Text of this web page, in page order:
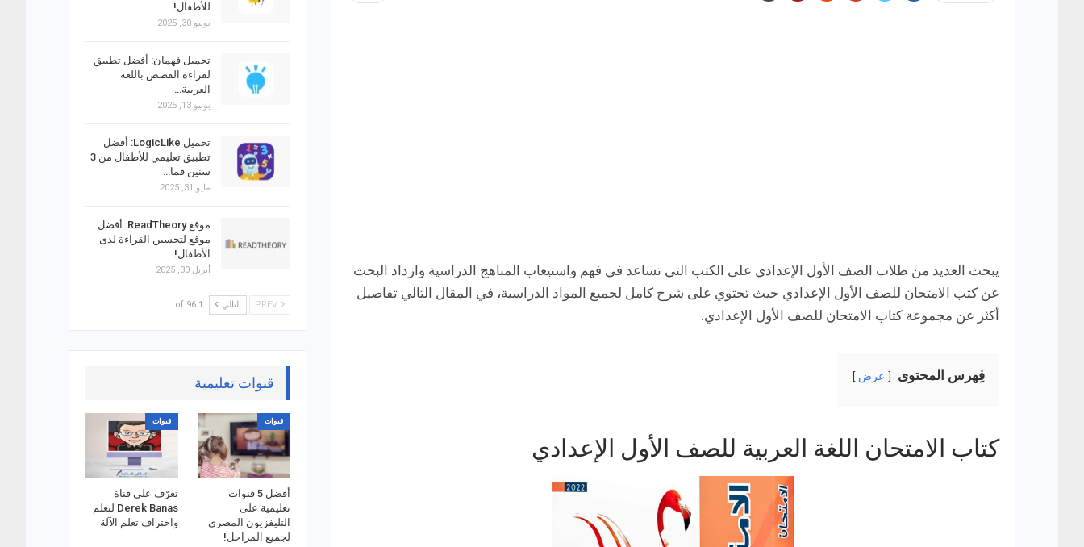
يبحث العديد من طلاب الصف الأول الإعدادي على الكتب التي تساعد في فهم واستيعاب المناهج الدراسية وازداد البحث
عن كتب الامتحان للصف الأول الإعدادي حيث تحتوي على شرح كامل لجميع المواد الدراسية، في المقال التالي تفاصيل
أكثر عن مجموعة كتاب الامتحان للصف الأول الإعدادي.
فِهرس المحتوى عرض
كتاب الامتحان اللغة العربية للصف الأول الإعدادي
للأطفال!
يونيو 30, 2025
تحميل فهمان: أفضل تطبيق
لقراءة القصص باللغة
العربية…
يونيو 13, 2025
تحميل LogicLike: أفضل
تطبيق تعليمي للأطفال من 3
سنين فما…
مايو 31, 2025
موقع ReadTheory: أفضل
موقع لتحسين القراءة لدى
الأطفال!
أبريل 30, 2025
التالي 1 of 96
قنوات تعليمية
قنوات
أفضل 5 قنوات
تعليمية على
التليفزيون المصري
لجميع المراحل!
قنوات
تعرّف على قناة
Derek Banas لتعلم
واحتراف تعلم الآلة